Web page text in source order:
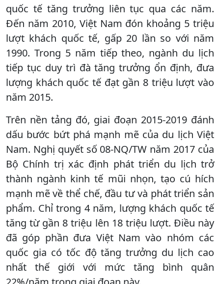
quốc tế tăng trưởng liên tục qua các năm.
Đến năm 2010, Việt Nam đón khoảng 5 triệu
lượt khách quốc tế, gấp 20 lần so với năm
1990. Trong 5 năm tiếp theo, ngành du lịch
tiếp tục duy trì đà tăng trưởng ổn định, đưa
lượng khách quốc tế đạt gần 8 triệu lượt vào
năm 2015.
Trên nền tảng đó, giai đoạn 2015-2019 đánh
dấu bước bứt phá mạnh mẽ của du lịch Việt
Nam. Nghị quyết số 08-NQ/TW năm 2017 của
Bộ Chính trị xác định phát triển du lịch trở
thành ngành kinh tế mũi nhọn, tạo cú hích
mạnh mẽ về thể chế, đầu tư và phát triển sản
phẩm. Chỉ trong 4 năm, lượng khách quốc tế
tăng từ gần 8 triệu lên 18 triệu lượt. Điều này
đã góp phần đưa Việt Nam vào nhóm các
quốc gia có tốc độ tăng trưởng du lịch cao
nhất thế giới với mức tăng bình quân